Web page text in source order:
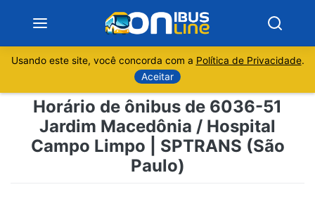
Sobre
Minas Gerais
Usando este site, você concorda com a Política de Privacidade.
Aceitar
Horário de ônibus de 6036-51
Jardim Macedônia / Hospital
Campo Limpo | SPTRANS (São
Paulo)